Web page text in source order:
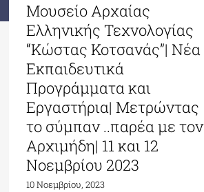
Μουσείο Αρχαίας
Ελληνικής Τεχνολογίας
“Κώστας Κοτσανάς”| Νέα
Εκπαιδευτικά
Προγράμματα και
Εργαστήρια| Μετρώντας
το σύμπαν ..παρέα με τον
Αρχιμήδη| 11 και 12
Νοεμβρίου 2023
10 Νοεμβρίου, 2023